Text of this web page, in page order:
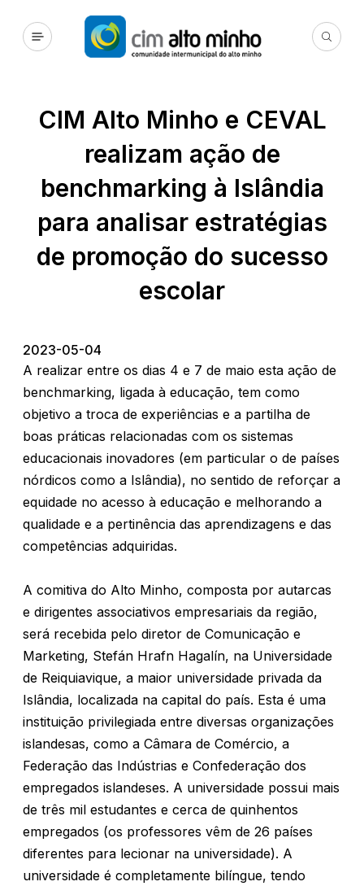
CIM Alto Minho e CEVAL
realizam ação de
benchmarking à Islândia
para analisar estratégias
de promoção do sucesso
escolar
2023-05-04
A realizar entre os dias 4 e 7 de maio esta ação de
benchmarking, ligada à educação, tem como
objetivo a troca de experiências e a partilha de
boas práticas relacionadas com os sistemas
educacionais inovadores (em particular o de países
nórdicos como a Islândia), no sentido de reforçar a
equidade no acesso à educação e melhorando a
qualidade e a pertinência das aprendizagens e das
competências adquiridas.
A comitiva do Alto Minho, composta por autarcas
e dirigentes associativos empresariais da região,
será recebida pelo diretor de Comunicação e
Marketing, Stefán Hrafn Hagalín, na Universidade
de Reiquiavique, a maior universidade privada da
Islândia, localizada na capital do país. Esta é uma
instituição privilegiada entre diversas organizações
islandesas, como a Câmara de Comércio, a
Federação das Indústrias e Confederação dos
empregados islandeses. A universidade possui mais
de três mil estudantes e cerca de quinhentos
empregados (os professores vêm de 26 países
diferentes para lecionar na universidade). A
universidade é completamente bilíngue, tendo